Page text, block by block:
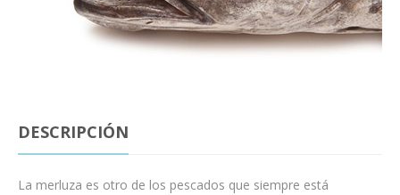
DESCRIPCIÓN
La merluza es otro de los pescados que siempre está